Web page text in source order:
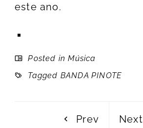
este ano.
Posted inMúsica
Tagged BANDA PINOTE
Prev
Next